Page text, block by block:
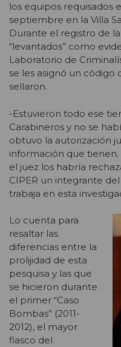
los equipos requisados
septiembre en la Villa
Durante el registro de
“levantados” como
Laboratorio de
se les asignó un código
sellaron.
-Estuvieron todo ese
Carabineros y no se
obtuvo la autorización
información que tienen.
el juez los habría
CIPER un integrante
trabaja en esta
Lo cuenta para
resaltar las
diferencias entre la
prolijidad de esta
pesquisa y las que
se hicieron durante
el primer “Caso
Bombas” (2011-
2012), el mayor
fiasco del